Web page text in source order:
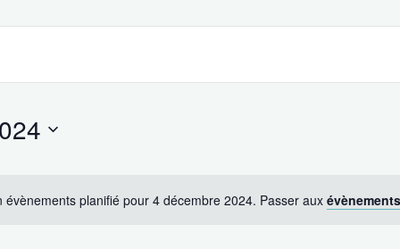
Notice
évènements planifié pour 4 décembre 2024. Passer aux